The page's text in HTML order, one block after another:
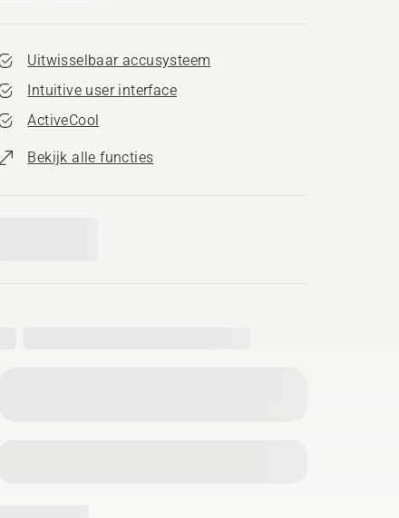
Uitwisselbaar accusysteem
Intuitive user interface
ActiveCool
Bekijk alle functies